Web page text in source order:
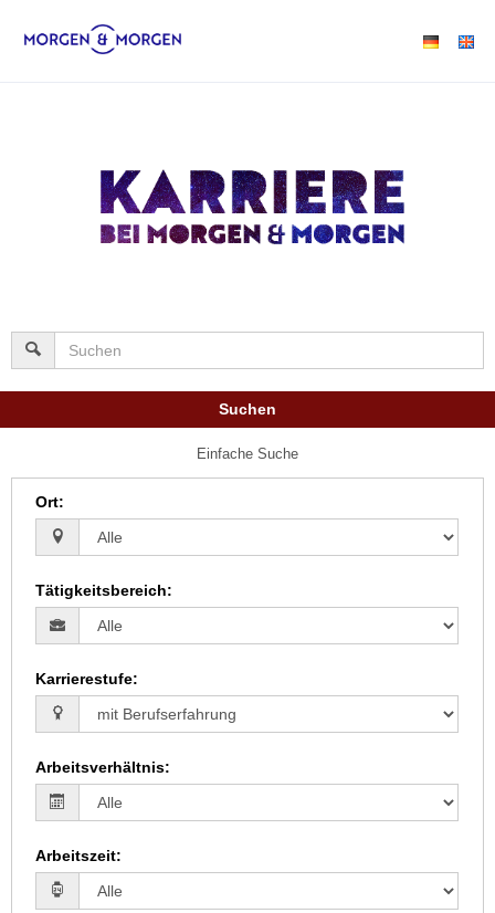
Suchen
Einfache Suche
Ort:
Tätigkeitsbereich:
Karrierestufe:
Arbeitsverhältnis:
Arbeitszeit: